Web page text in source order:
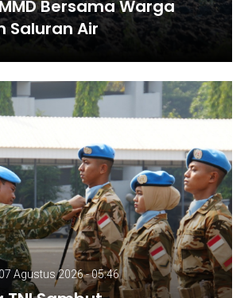
Bersama Warga
Saluran Air
Agustus 2026 - 05:46